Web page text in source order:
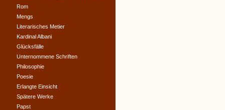
Rom
Mengs
Literarisches Metier
Kardinal Albani
Glücksfälle
Unternommene Schriften
Philosophie
Poesie
Erlangte Einsicht
Spätere Werke
Papst